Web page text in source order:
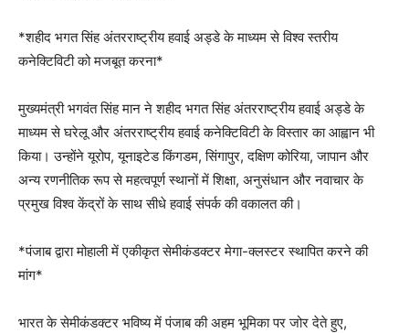
*शहीद भगत सिंह अंतरराष्ट्रीय हवाई अड्डे के माध्यम से विश्व स्तरीय
कनेक्टिविटी को मजबूत करना*
मुख्यमंत्री भगवंत सिंह मान ने शहीद भगत सिंह अंतरराष्ट्रीय हवाई अड्डे के
माध्यम से घरेलू और अंतरराष्ट्रीय हवाई कनेक्टिविटी के विस्तार का आह्वान भी
किया। उन्होंने यूरोप, यूनाइटेड किंगडम, सिंगापुर, दक्षिण कोरिया, जापान और
अन्य रणनीतिक रूप से महत्वपूर्ण स्थानों में शिक्षा, अनुसंधान और नवाचार के
प्रमुख विश्व केंद्रों के साथ सीधे हवाई संपर्क की वकालत की।
*पंजाब द्वारा मोहाली में एकीकृत सेमीकंडक्टर मेगा-क्लस्टर स्थापित करने की
मांग*
भारत के सेमीकंडक्टर भविष्य में पंजाब की अहम भूमिका पर जोर देते हुए,